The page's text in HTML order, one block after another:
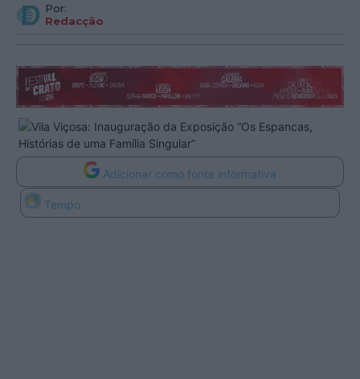
Por:
Redacção
Adicionar como fonte informativa
Tempo